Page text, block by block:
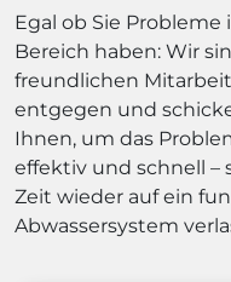
Egal ob Sie
Bereich haben: Wir
freundlichen
entgegen und
Ihnen, um das
effektiv und schnell –
Zeit wieder auf ein
Abwassersystem